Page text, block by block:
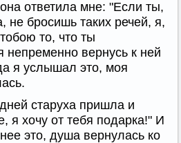
ответила мне: "Если ты,
не бросишь таких речей, я,
то, что ты
вернусь к ней
я услышал это, моя
старуха пришла и
я хочу от тебя подарка!" И
это, душа вернулась ко